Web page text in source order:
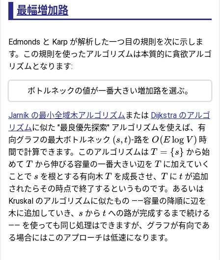
最幅増加路
Edmonds と Karp が解析した一つ目の規則を次に示しま
す。この規則を使ったアルゴリズムは本質的に貪欲アルゴ
リズムとなります:
ボトルネックの値が一番大きい増加路を選ぶ。
Jarník の最小全域木アルゴリズム または Dijkstra のアルゴ
リズムに似た "最良優先探索" アルゴリズムを使えば、有
向グラフの最大ボトルネック (s, t)-路を O(E log V ) 時
間で計算できます。このアルゴリズムは T = {s} から始
めて T から伸びる容量の一番大きい辺を T に加えていく
ことで s を根とする有向木 T を成長させ、 T にt が追加
されたらその時点で終了するというものです。あるいは
Kruskal のアルゴリズムに似たもの ――容量の降順に辺を
木に追加していき、 s から t への路が完成するまで続ける
―― を使っても同じ処理はできますが、グラフが有向であ
る場合にはこのアプローチは低速になります。